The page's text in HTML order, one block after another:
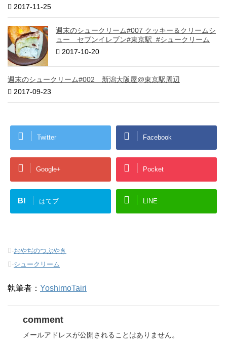
2017-11-25
週末のシュークリーム#007 クッキー＆クリームシ
ュー セブンイレブン#東京駅 #シュークリーム
2017-10-20
週末のシュークリーム#002 新潟大阪屋@東京駅周辺
2017-09-23
Twitter Facebook
Google+ Pocket
B! はてブ LINE
-おやぢのつぶやき
-シュークリーム
執筆者： YoshimoTairi
comment
メールアドレスが公開されることはありません。